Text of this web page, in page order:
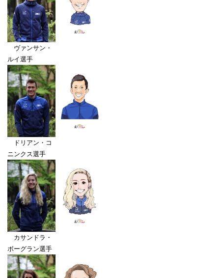
ヴァンサン・
ルイ選手
ドリアン・コ
ニンクス選手
カサンドラ・
ボーグラン選手